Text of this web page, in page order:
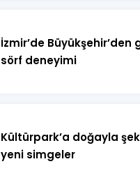
İzmir’de Büyükşehir’den
sörf deneyimi
Kültürpark’a doğayla
yeni simgeler